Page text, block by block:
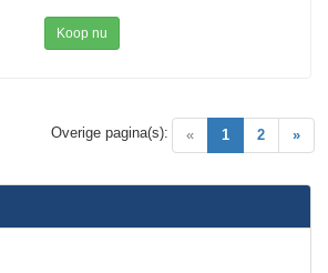
Koop nu
« 1(current)
2 »
Overige pagina(s):